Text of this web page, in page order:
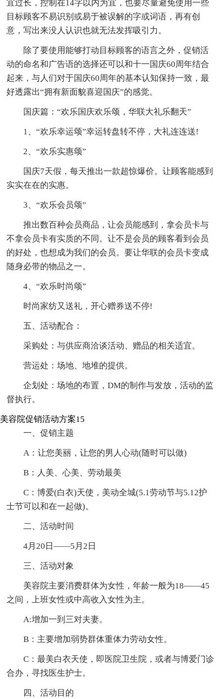
宜过长，控制在14字以内为宜，也要尽量避免使用一些
目标顾客不易识别或易于被误解的字或词语，再有创
意，写出来没人认识也就无法发挥吸引力。
除了要使用能够打动目标顾客的语言之外，促销活
动的命名和广告语的选择还可以和十一国庆60周年结合
起来，与人们对于国庆60周年的基本认知保持一致，最
好透露出“拥有新面貌喜迎国庆”的感觉。
国庆篇：“欢乐国庆欢乐颂，华联大礼乐翻天”
1、“欢乐幸运颂”幸运转盘转不停，大礼连连送!
2、“欢乐实惠颂”
国庆7天假，每天推出一款超惊爆价。让顾客能感到
实实在在的实惠。
3、“欢乐会员颂”
推出数百种会员商品，让会员能感到，拿会员卡与
不拿会员卡有实质的不同。让不是会员的顾客看到会员
的好处，也想成为我们的会员。要让华联的会员卡变成
随身必带的物品之一。
4、“欢乐时尚颂”
时尚家纺又送礼，开心赠券送不停!
五、活动配合：
采购处：与供应商洽谈活动、赠品的相关适宜。
营运处：场地、地堆的提供。
企划处：场地的布置，DM的制作与发放，活动的监
督执行。
美容院促销活动方案15
一、促销主题
A：让您美丽，让您的男人心动(随时可以做)
B：人美、心美、劳动最美
C：博爱(白衣)天使，美动全城(5.1劳动节与5.12护
士节可以和在一起做)。
二、活动时间
4月20日——5月2日
三、活动对象
美容院主要消费群体为女性，年龄一般为18——45
之间，上班女性或中高收入女性为主。
A:增加一到三对夫妻。
B：主要增加弱势群体重体力劳动女性。
C：最美白衣天使，即医院卫生院，或者与博爱门诊
合办，寻找医生护士。
四、活动目的